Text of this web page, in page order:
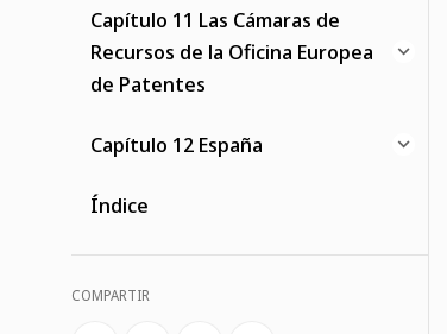
Capítulo 11 Las Cámaras de
Recursos de la Oficina Europea
de Patentes
Capítulo 12 España
Índice
COMPARTIR